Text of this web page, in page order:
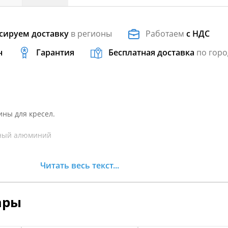
доставку в регионы Работаемс НДС
Гарантия Бесплатная доставка по
для кресел.
алюминий
Читать весь текст...